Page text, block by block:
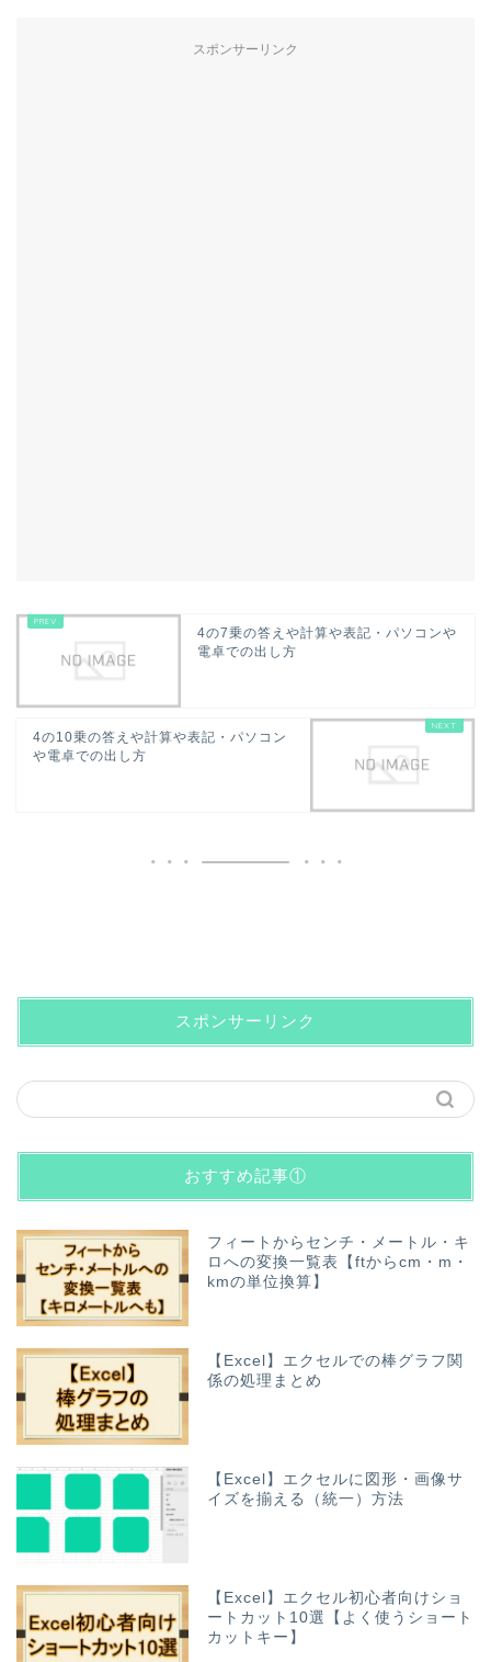
スポンサーリンク
4の7乗の答えや計算や表記・パソコンや
電卓での出し方
4の10乗の答えや計算や表記・パソコン
や電卓での出し方
スポンサーリンク
おすすめ記事①
フィートからセンチ・メートル・キ
ロへの変換一覧表【ftからcm・m・
kmの単位換算】
【Excel】エクセルでの棒グラフ関
係の処理まとめ
【Excel】エクセルに図形・画像サ
イズを揃える（統一）方法
【Excel】エクセル初心者向けショ
ートカット10選【よく使うショート
カットキー】